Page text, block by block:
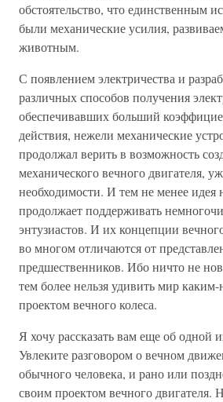
обстоятельство, что единственным
были механические усилия,
животным.
С появлением электричества и
различных способов получения
обеспечивавших больший
действия, нежели механические
продолжал верить в возможность
механического вечного двигателя,
необходимости. И тем не менее идея
продолжает поддерживать
энтузиастов. И их концепции
во многом отличаются от
предшественников. Ибо ничто не
тем более нельзя удивить мир
проектом вечного колеса.
Я хочу рассказать вам еще об одной
Увлеките разговором о вечном
обычного человека, и рано или
своим проектом вечного двигателя.